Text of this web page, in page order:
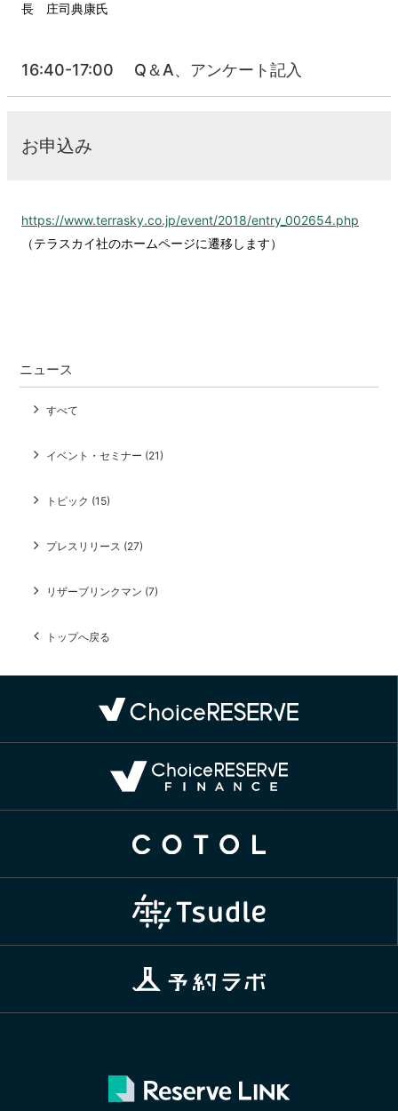
長 庄司典康氏
16:40-17:00 Q＆A、アンケート記入
お申込み
https://www.terrasky.co.jp/event/2018/entry_002654.php
（テラスカイ社のホームページに遷移します）
ニュース
すべて
イベント・セミナー (21)
トピック (15)
プレスリリース (27)
リザーブリンクマン (7)
トップへ戻る